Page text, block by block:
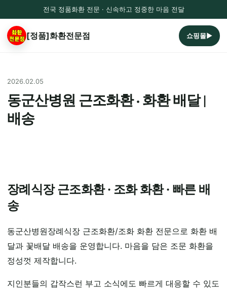
전국 정품화환 전문 · 신속하고 정중한 마음 전달
[정품]화환전문점 쇼핑몰▶
2026.02.05
동군산병원 근조화환 · 화환 배달 |
배송
장례식장 근조화환 · 조화 화환 · 빠른 배
송
동군산병원장례식장 근조화환/조화 화환 전문으로 화환 배
달과 꽃배달 배송을 운영합니다. 마음을 담은 조문 화환을
정성껏 제작합니다.
지인분들의 갑작스런 부고 소식에도 빠르게 대응할 수 있도